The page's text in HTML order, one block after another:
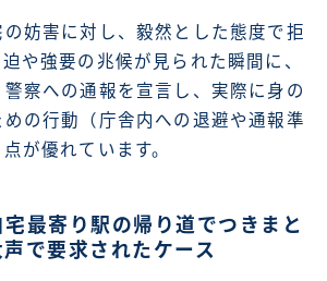
妨害に対し、毅然とした態度で拒
や強要の兆候が見られた瞬間に、
察への通報を宣言し、実際に身の
の行動（庁舎内への退避や通報準
が優れています。
最寄り駅の帰り道でつきまと
で要求されたケース